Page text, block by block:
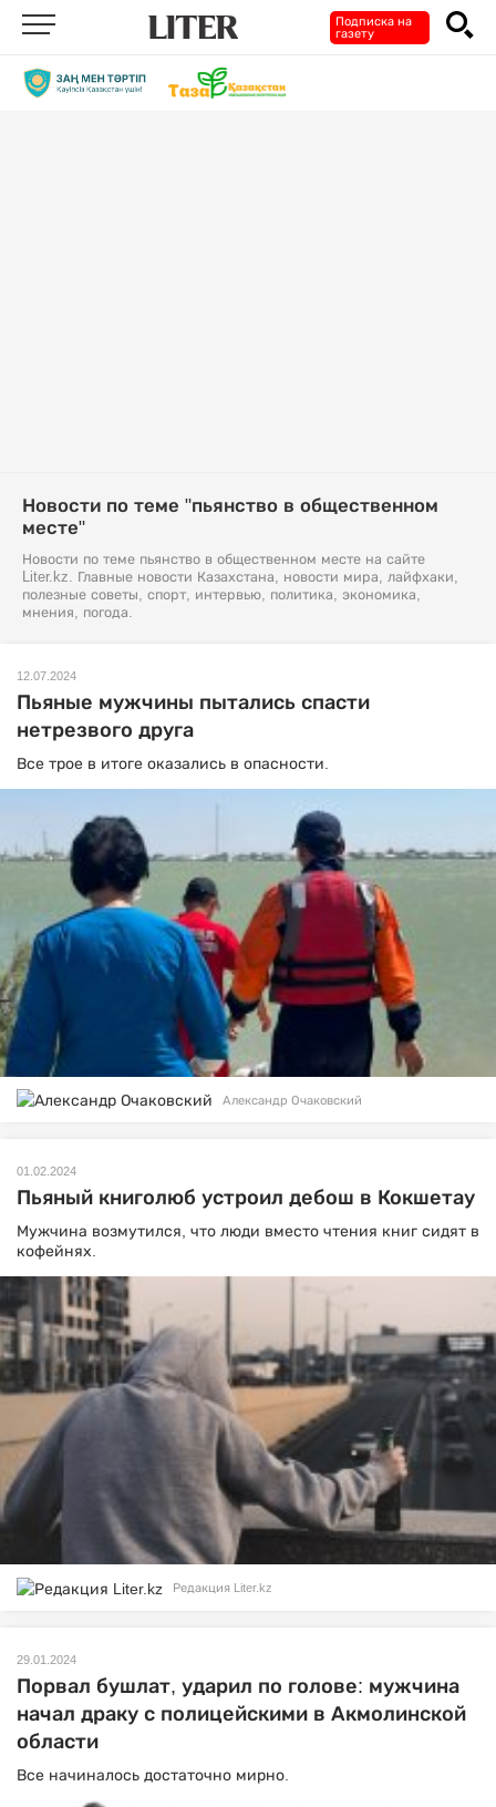
Подписка на
газету
Новости по теме "пьянство в общественном
месте"
Новости по теме пьянство в общественном месте на сайте
Liter.kz. Главные новости Казахстана, новости мира, лайфхаки,
полезные советы, спорт, интервью, политика, экономика,
мнения, погода.
12.07.2024
Пьяные мужчины пытались спасти
нетрезвого друга
Все трое в итоге оказались в опасности.
Александр Очаковский
01.02.2024
Пьяный книголюб устроил дебош в Кокшетау
Мужчина возмутился, что люди вместо чтения книг сидят в
кофейнях.
Редакция Liter.kz
29.01.2024
Порвал бушлат, ударил по голове: мужчина
начал драку с полицейскими в Акмолинской
области
Все начиналось достаточно мирно.